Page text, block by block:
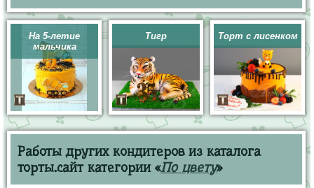
На 5-летие
мальчика
Тигр Торт с лисенком
Работы других кондитеров из каталога
торты.сайт категории «По цвету»